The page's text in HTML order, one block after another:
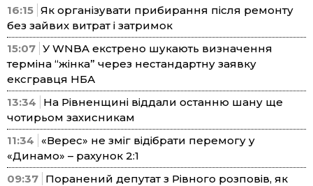
16:15 Як організувати прибирання після ремонту
без зайвих витрат і затримок
15:07 У WNBA екстрено шукають визначення
терміна “жінка” через нестандартну заявку
ексгравця НБА
13:34
На Рівненщині віддали останню шану ще
чотирьом захисникам
11:34
«Верес» не зміг відібрати перемогу у
«Динамо» – рахунок 2:1
09:37 Поранений депутат з Рівного розповів, як